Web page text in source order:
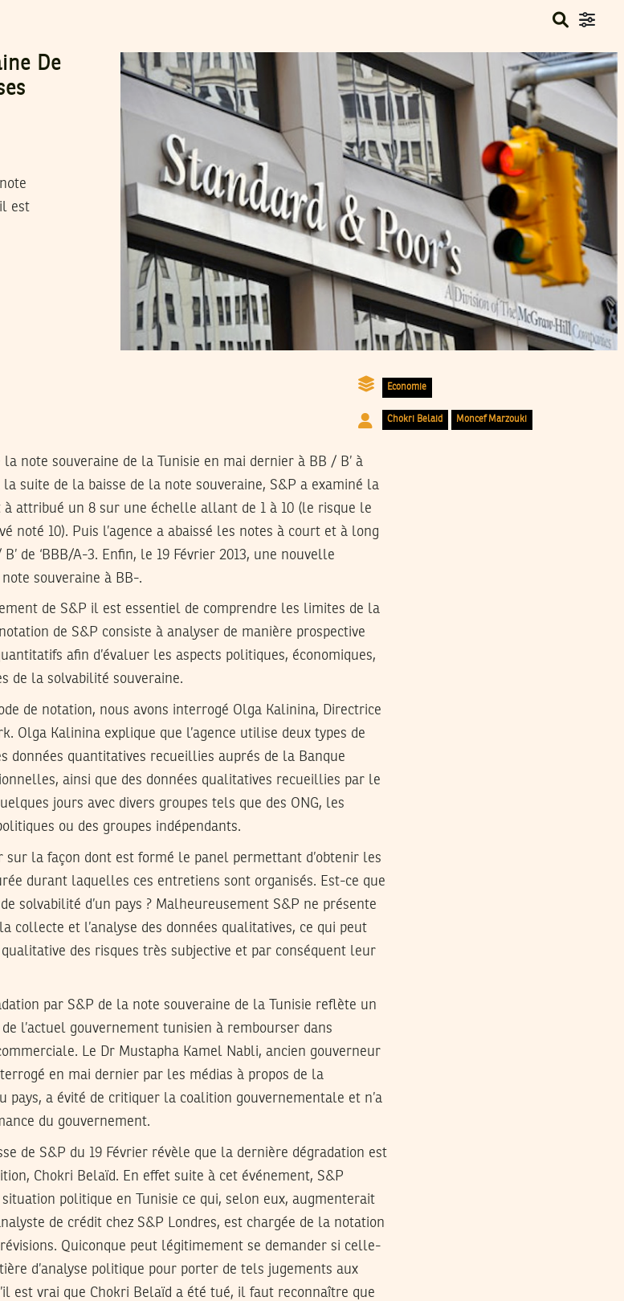
De
est
Economie
Chokri Belaid Moncef Marzouki
la note souveraine de la Tunisie en mai dernier à BB / B’ à
suite de la baisse de la note souveraine, S&P a examiné la
attribué un 8 sur une échelle allant de 1 à 10 (le risque le
noté 10). Puis l’agence a abaissé les notes à court et à long
de ‘BBB/A-3. Enfin, le 19 Février 2013, une nouvelle
souveraine à BB-.
de S&P il est essentiel de comprendre les limites de la
de S&P consiste à analyser de manière prospective
afin d’évaluer les aspects politiques, économiques,
de la solvabilité souveraine.
de notation, nous avons interrogé Olga Kalinina, Directrice
Olga Kalinina explique que l’agence utilise deux types de
données quantitatives recueillies auprés de la Banque
ainsi que des données qualitatives recueillies par le
jours avec divers groupes tels que des ONG, les
ou des groupes indépendants.
sur la façon dont est formé le panel permettant d’obtenir les
durant laquelles ces entretiens sont organisés. Est-ce que
solvabilité d’un pays ? Malheureusement S&P ne présente
collecte et l’analyse des données qualitatives, ce qui peut
des risques très subjective et par conséquent leur
par S&P de la note souveraine de la Tunisie reflète un
l’actuel gouvernement tunisien à rembourser dans
Le Dr Mustapha Kamel Nabli, ancien gouverneur
en mai dernier par les médias à propos de la
pays, a évité de critiquer la coalition gouvernementale et n’a
du gouvernement.
de S&P du 19 Février révèle que la dernière dégradation est
Chokri Belaïd. En effet suite à cet événement, S&P
politique en Tunisie ce qui, selon eux, augmenterait
de crédit chez S&P Londres, est chargée de la notation
Quiconque peut légitimement se demander si celle-
d’analyse politique pour porter de tels jugements aux
est vrai que Chokri Belaïd a été tué, il faut reconnaître que